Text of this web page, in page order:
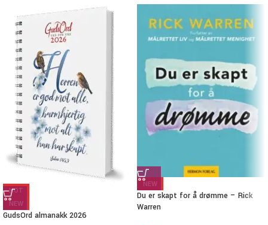
HOT
NEW
GudsOrd almanakk 2026
NEW
Du er skapt for å drømme – Rick
Warren